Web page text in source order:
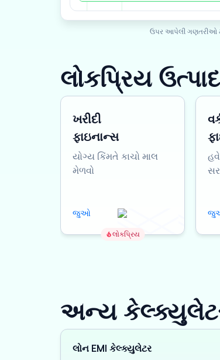
ઉપર આપેલી ગણતરીઓ
લોકપ્રિય
ખરીદી
ફાઇનાન્સ
યોગ્ય કિંમતે કાચો માલ
મેળવો
જુઓ
લોકપ્રિય
હવે
અન્ય
લોન EMI કેલ્ક્યુલેટર